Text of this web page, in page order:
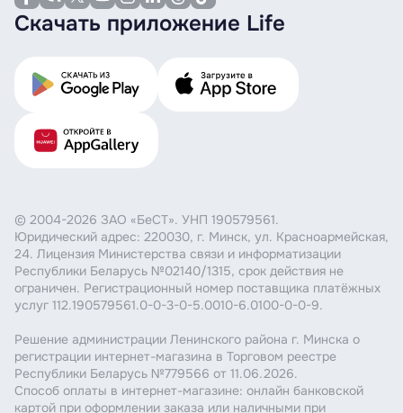
Скачать приложение Life
© 2004-2026 ЗАО «БеСТ». УНП 190579561.
Юридический адрес: 220030, г. Минск, ул. Красноармейская,
24. Лицензия Министерства связи и информатизации
Республики Беларусь №02140/1315, срок действия не
ограничен. Регистрационный номер поставщика платёжных
услуг 112.190579561.0-0-3-0-5.0010-6.0100-0-0-9.
Решение администрации Ленинского района г. Минска о
регистрации интернет-магазина в Торговом реестре
Республики Беларусь №779566 от 11.06.2026.
Способ оплаты в интернет-магазине: онлайн банковской
картой при оформлении заказа или наличными при